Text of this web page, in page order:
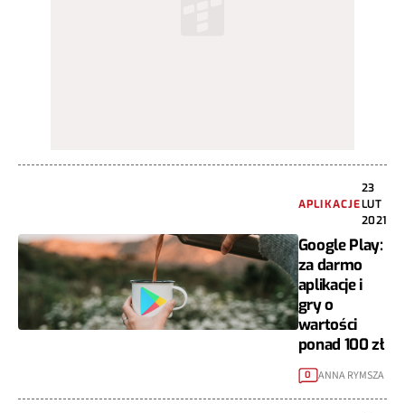
APLIKACJE
23
LUT
2021
Google Play:
za darmo
aplikacje i
gry o
wartości
ponad 100 zł
0 ANNA RYMSZA